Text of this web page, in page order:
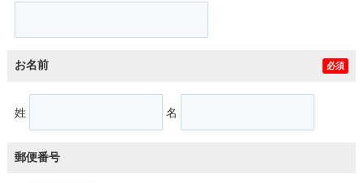
お名前 必須
姓 名
郵便番号